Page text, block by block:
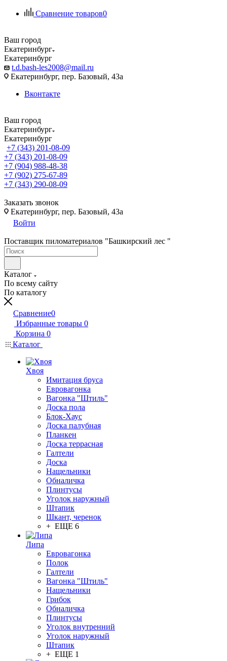
Сравнение товаров0
Ваш город
Екатеринбург
Екатеринбург
t.d.bash-les2008@mail.ru
Екатеринбург, пер. Базовый, 43а
Вконтакте
Ваш город
Екатеринбург
Екатеринбург
+7 (343) 201-08-09
+7 (343) 201-08-09
+7 (904) 988-48-38
+7 (902) 275-67-89
+7 (343) 290-08-09
Заказать звонок
Екатеринбург, пер. Базовый, 43а
Войти
Поставщик пиломатериалов "Башкирский лес "
Каталог
По всему сайту
По каталогу
Сравнение0
Избранные товары 0
Корзина 0
Каталог
Хвоя
Имитация бруса
Евровагонка
Вагонка "Штиль"
Доска пола
Блок-Хаус
Доска палубная
Планкен
Доска террасная
Галтели
Доска
Нащельники
Обналичка
Плинтусы
Уголок наружный
Штапик
Шкант, черенок
+ ЕЩЕ 6
Липа
Евровагонка
Полок
Галтели
Вагонка "Штиль"
Нащельники
Грибок
Обналичка
Плинтусы
Уголок внутренний
Уголок наружный
Штапик
+ ЕЩЕ 1